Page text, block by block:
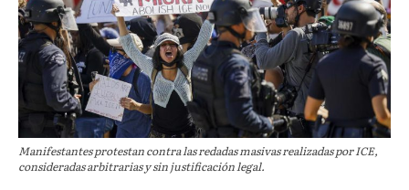
Manifestantes protestan contra las redadas masivas realizadas por ICE,
consideradas arbitrarias y sin justificación legal.